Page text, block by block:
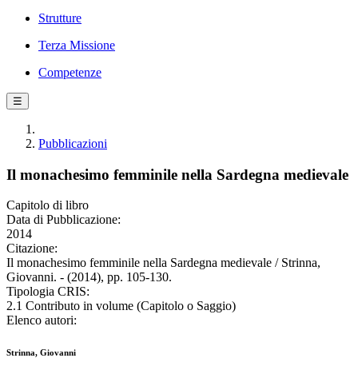
Strutture
Terza Missione
Competenze
☰
Pubblicazioni
Il monachesimo femminile nella Sardegna medievale
Capitolo di libro
Data di Pubblicazione:
2014
Citazione:
Il monachesimo femminile nella Sardegna medievale / Strinna,
Giovanni. - (2014), pp. 105-130.
Tipologia CRIS:
2.1 Contributo in volume (Capitolo o Saggio)
Elenco autori:
Strinna, Giovanni